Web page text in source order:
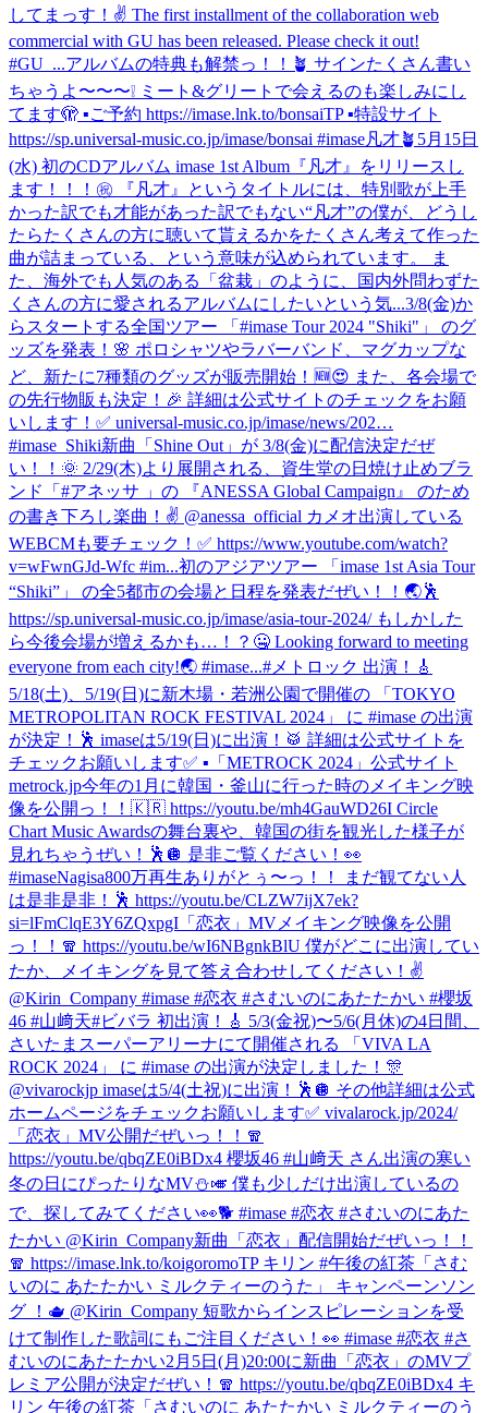
してまっす！✌️ The first installment of the collaboration web
commercial with GU has been released. Please check it out!
#GU_...アルバムの特典も解禁っ！！🪴 サインたくさん書い
ちゃうよ〜〜〜❕ ミート&グリートで会えるのも楽しみにし
てます🫣 ▪️ご予約 https://imase.lnk.to/bonsaiTP ▪️特設サイト
https://sp.universal-music.co.jp/imase/bonsai #imase凡才🪴 5月15日
(水) 初のCDアルバム imase 1st Album『凡才』をリリースし
ます！！！㊗ 『凡才』というタイトルには、特別歌が上手
かった訳でも才能があった訳でもない“凡才”の僕が、どうし
たらたくさんの方に聴いて貰えるかをたくさん考えて作った
曲が詰まっている、という意味が込められています。 ま
た、海外でも人気のある「盆栽」のように、国内外問わずた
くさんの方に愛されるアルバムにしたいという気...3/8(金)か
らスタートする全国ツアー 「#imase Tour 2024 "Shiki"」 のグ
ッズを発表！🌸 ポロシャツやラバーバンド、マグカップな
ど、新たに7種類のグッズが販売開始！🆕😍 また、各会場で
の先行物販も決定！🎉 詳細は公式サイトのチェックをお願
いします！✅ universal-music.co.jp/imase/news/202…
#imase_Shiki新曲「Shine Out」が 3/8(金)に配信決定だぜ
い！！🌞 2/29(木)より展開される、資生堂の日焼け止めブラ
ンド「#アネッサ 」の 『ANESSA Global Campaign』 のため
の書き下ろし楽曲！✌️ @anessa_official カメオ出演している
WEBCMも要チェック！✅ https://www.youtube.com/watch?
v=wFwnGJd-Wfc #im...初のアジアツアー 「imase 1st Asia Tour
“Shiki”」 の全5都市の会場と日程を発表だぜい！！🌏🕺
https://sp.universal-music.co.jp/imase/asia-tour-2024/ もしかした
ら今後会場が増えるかも…！？🤐 Looking forward to meeting
everyone from each city!🌏 #imase...#メトロック 出演！🎸
5/18(土)、5/19(日)に新木場・若洲公園で開催の 「TOKYO
METROPOLITAN ROCK FESTIVAL 2024」 に #imase の出演
が決定！🕺 imaseは5/19(日)に出演！🥁 詳細は公式サイトを
チェックお願いします✅ ▪︎「METROCK 2024」公式サイト
metrock.jp今年の1月に韓国・釜山に行った時のメイキング映
像を公開っ！！🇰🇷 https://youtu.be/mh4GauWD26I Circle
Chart Music Awardsの舞台裏や、韓国の街を観光した様子が
見れちゃうぜい！🕺🪩 是非ご覧ください！👀
#imaseNagisa800万再生ありがとぅ〜っ！！ まだ観てない人
は是非是非！🕺 https://youtu.be/CLZW7ijX7ek?
si=lFmClqE3Y6ZQxpgI 「恋衣」MVメイキング映像を公開
っ！！🧣 https://youtu.be/wI6NBgnkBlU 僕がどこに出演してい
たか、メイキングを見て答え合わせしてください！✌️
@Kirin_Company #imase #恋衣 #さむいのにあたたかい #櫻坂
46 #山﨑天#ビバラ 初出演！🎸 5/3(金祝)〜5/6(月休)の4日間、
さいたまスーパーアリーナにて開催される 「VIVA LA
ROCK 2024」 に #imase の出演が決定しました！🎊
@vivarockjp imaseは5/4(土祝)に出演！🕺🪩 その他詳細は公式
ホームページをチェックお願いします✅ vivalarock.jp/2024/
「恋衣」MV公開だぜいっ！！🧣
https://youtu.be/qbqZE0iBDx4 櫻坂46 #山﨑天 さん出演の寒い
冬の日にぴったりなMV⛄️🎺 僕も少しだけ出演しているの
で、探してみてください👀🐕 #imase #恋衣 #さむいのにあた
たかい @Kirin_Company新曲「恋衣」配信開始だぜいっ！！
🧣 https://imase.lnk.to/koigoromoTP キリン #午後の紅茶「さむ
いのに あたたかい ミルクティーのうた」 キャンペーンソン
グ ！🫖 @Kirin_Company 短歌からインスピレーションを受
けて制作した歌詞にもご注目ください！👀 #imase #恋衣 #さ
むいのにあたたかい2月5日(月)20:00に新曲「恋衣」のMVプ
レミア公開が決定だぜい！🧣 https://youtu.be/qbqZE0iBDx4 キ
リン 午後の紅茶「さむいのに あたたかい ミルクティーのう